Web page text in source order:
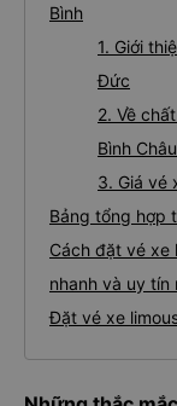
Bình
1. Giới
Đức
2. Về
Bình
3. Giá vé
Bảng tổng hợp
Cách đặt vé xe
nhanh và uy tín
Đặt vé xe